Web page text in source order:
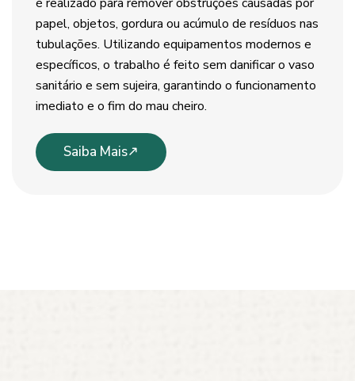
papel, objetos, gordura ou acúmulo de resíduos nas
tubulações. Utilizando equipamentos modernos e
específicos, o trabalho é feito sem danificar o vaso
sanitário e sem sujeira, garantindo o funcionamento
imediato e o fim do mau cheiro.
Saiba Mais